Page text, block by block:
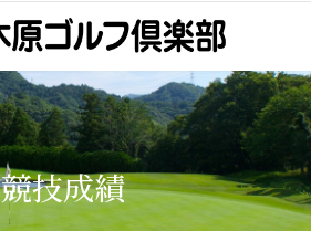
競技成績